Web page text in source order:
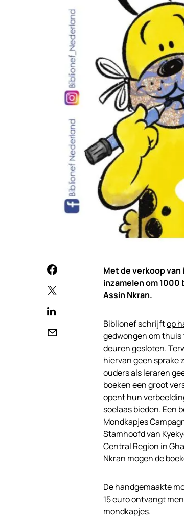
Met de verkoop
inzamelen om 1000
Assin Nkran.
Biblionef schrijftop
gedwongen om
deuren gesloten.
hiervan geen sprake
ouders als leraren
boeken een groot
opent hun
soelaas bieden. Een
Mondkapjes
Stamhoofd van
Central Region in
Nkran mogen de
De handgemaakte
15 euro ontvangt
mondkapjes.